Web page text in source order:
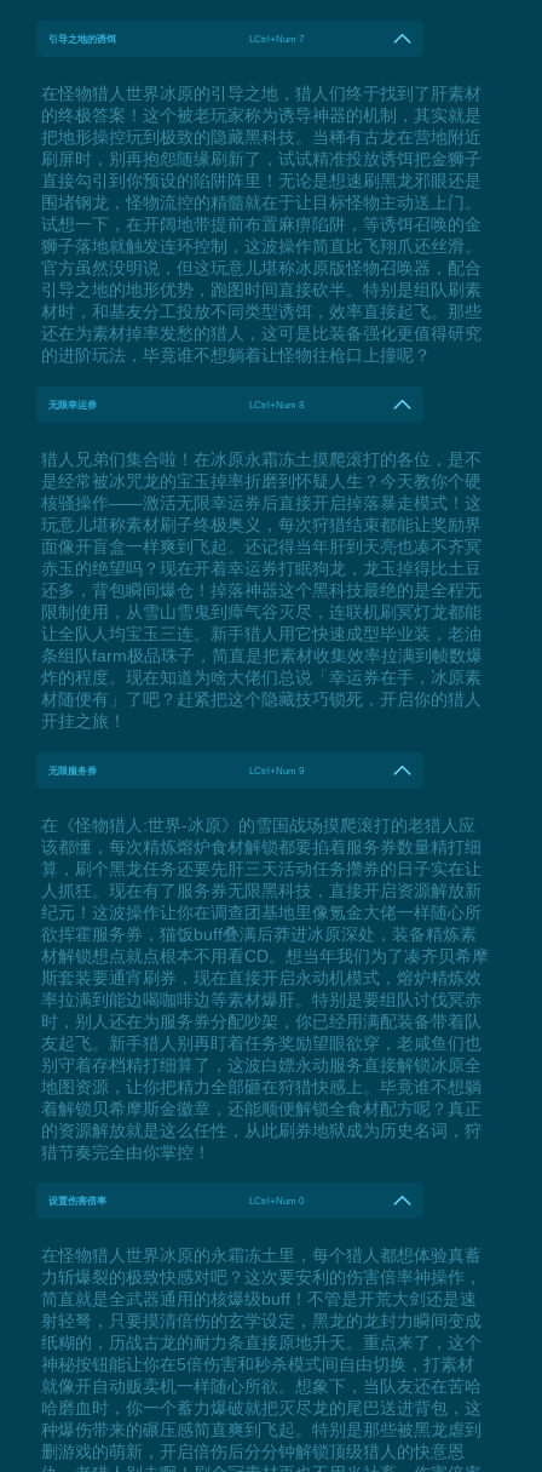
引导之地的诱饵 LCtrl+Num 7
在怪物猎人世界冰原的引导之地，猎人们终于找到了肝素材
的终极答案！这个被老玩家称为诱导神器的机制，其实就是
把地形操控玩到极致的隐藏黑科技。当稀有古龙在营地附近
刷屏时，别再抱怨随缘刷新了，试试精准投放诱饵把金狮子
直接勾引到你预设的陷阱阵里！无论是想速刷黑龙邪眼还是
围堵钢龙，怪物流控的精髓就在于让目标怪物主动送上门。
试想一下，在开阔地带提前布置麻痹陷阱，等诱饵召唤的金
狮子落地就触发连环控制，这波操作简直比飞翔爪还丝滑。
官方虽然没明说，但这玩意儿堪称冰原版怪物召唤器，配合
引导之地的地形优势，跑图时间直接砍半。特别是组队刷素
材时，和基友分工投放不同类型诱饵，效率直接起飞。那些
还在为素材掉率发愁的猎人，这可是比装备强化更值得研究
的进阶玩法，毕竟谁不想躺着让怪物往枪口上撞呢？
无限幸运券 LCtrl+Num 8
猎人兄弟们集合啦！在冰原永霜冻土摸爬滚打的各位，是不
是经常被冰咒龙的宝玉掉率折磨到怀疑人生？今天教你个硬
核骚操作——激活无限幸运券后直接开启掉落暴走模式！这
玩意儿堪称素材刷子终极奥义，每次狩猎结束都能让奖励界
面像开盲盒一样爽到飞起。还记得当年肝到天亮也凑不齐冥
赤玉的绝望吗？现在开着幸运券打眠狗龙，龙玉掉得比土豆
还多，背包瞬间爆仓！掉落神器这个黑科技最绝的是全程无
限制使用，从雪山雪鬼到瘴气谷灭尽，连联机刷冥灯龙都能
让全队人均宝玉三连。新手猎人用它快速成型毕业装，老油
条组队farm极品珠子，简直是把素材收集效率拉满到帧数爆
炸的程度。现在知道为啥大佬们总说「幸运券在手，冰原素
材随便有」了吧？赶紧把这个隐藏技巧锁死，开启你的猎人
开挂之旅！
无限服务券 LCtrl+Num 9
在《怪物猎人:世界-冰原》的雪国战场摸爬滚打的老猎人应
该都懂，每次精炼熔炉食材解锁都要掐着服务券数量精打细
算，刷个黑龙任务还要先肝三天活动任务攒券的日子实在让
人抓狂。现在有了服务券无限黑科技，直接开启资源解放新
纪元！这波操作让你在调查团基地里像氪金大佬一样随心所
欲挥霍服务券，猫饭buff叠满后莽进冰原深处，装备精炼素
材解锁想点就点根本不用看CD。想当年我们为了凑齐贝希摩
斯套装要通宵刷券，现在直接开启永动机模式，熔炉精炼效
率拉满到能边喝咖啡边等素材爆肝。特别是要组队讨伐冥赤
时，别人还在为服务券分配吵架，你已经用满配装备带着队
友起飞。新手猎人别再盯着任务奖励望眼欲穿，老咸鱼们也
别守着存档精打细算了，这波白嫖永动服务直接解锁冰原全
地图资源，让你把精力全部砸在狩猎快感上。毕竟谁不想躺
着解锁贝希摩斯金徽章，还能顺便解锁全食材配方呢？真正
的资源解放就是这么任性，从此刷券地狱成为历史名词，狩
猎节奏完全由你掌控！
设置伤害倍率 LCtrl+Num 0
在怪物猎人世界冰原的永霜冻土里，每个猎人都想体验真蓄
力斩爆裂的极致快感对吧？这次要安利的伤害倍率神操作，
简直就是全武器通用的核爆级buff！不管是开荒大剑还是速
射轻弩，只要摸清倍伤的玄学设定，黑龙的龙封力瞬间变成
纸糊的，历战古龙的耐力条直接原地升天。重点来了，这个
神秘按钮能让你在5倍伤害和秒杀模式间自由切换，打素材
就像开自动贩卖机一样随心所欲。想象下，当队友还在苦哈
哈磨血时，你一个蓄力爆破就把灭尽龙的尾巴送进背包，这
种爆伤带来的碾压感简直爽到飞起。特别是那些被黑龙虐到
删游戏的萌新，开启倍伤后分分钟解锁顶级猎人的快意恩